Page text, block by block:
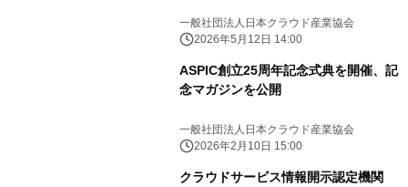
一般社団法人日本クラウド産業協会
2026年5月12日 14:00
ASPIC創立25周年記念式典を開催、記
念マガジンを公開
一般社団法人日本クラウド産業協会
2026年2月10日 15:00
クラウドサービス情報開示認定機関